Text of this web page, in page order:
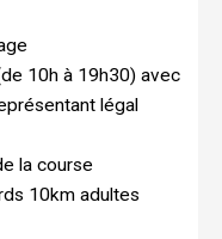
10h à 19h30) avec
légal
la course
10km adultes